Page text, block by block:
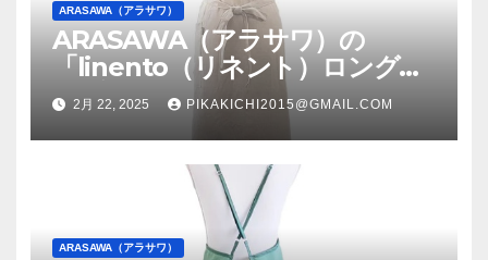
ARASAWA（アラサワ）
ARASAWA（アラサワ）の
「linento（リネント）ロング丈
エプロン」ナチュラルな風合い
が魅力
2月 22, 2025 PIKAKICHI2015@GMAIL.COM
ARASAWA（アラサワ）